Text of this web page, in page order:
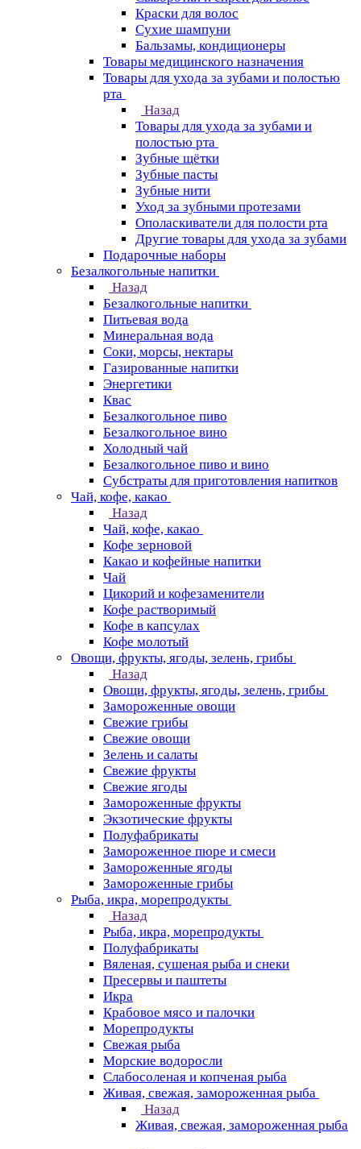
Краски для волос
Сухие шампуни
Бальзамы, кондиционеры
Товары медицинского назначения
Товары для ухода за зубами и полостью
рта
Назад
Товары для ухода за зубами и
полостью рта
Зубные щётки
Зубные пасты
Зубные нити
Уход за зубными протезами
Ополаскиватели для полости рта
Другие товары для ухода за зубами
Подарочные наборы
Безалкогольные напитки
Назад
Безалкогольные напитки
Питьевая вода
Минеральная вода
Соки, морсы, нектары
Газированные напитки
Энергетики
Квас
Безалкогольное пиво
Безалкогольное вино
Холодный чай
Безалкогольное пиво и вино
Субстраты для приготовления напитков
Чай, кофе, какао
Назад
Чай, кофе, какао
Кофе зерновой
Какао и кофейные напитки
Чай
Цикорий и кофезаменители
Кофе растворимый
Кофе в капсулах
Кофе молотый
Овощи, фрукты, ягоды, зелень, грибы
Назад
Овощи, фрукты, ягоды, зелень, грибы
Замороженные овощи
Свежие грибы
Свежие овощи
Зелень и салаты
Свежие фрукты
Свежие ягоды
Замороженные фрукты
Экзотические фрукты
Полуфабрикаты
Замороженное пюре и смеси
Замороженные ягоды
Замороженные грибы
Рыба, икра, морепродукты
Назад
Рыба, икра, морепродукты
Полуфабрикаты
Вяленая, сушеная рыба и снеки
Пресервы и паштеты
Икра
Крабовое мясо и палочки
Морепродукты
Свежая рыба
Морские водоросли
Слабосоленая и копченая рыба
Живая, свежая, замороженная рыба
Назад
Живая, свежая, замороженная рыба